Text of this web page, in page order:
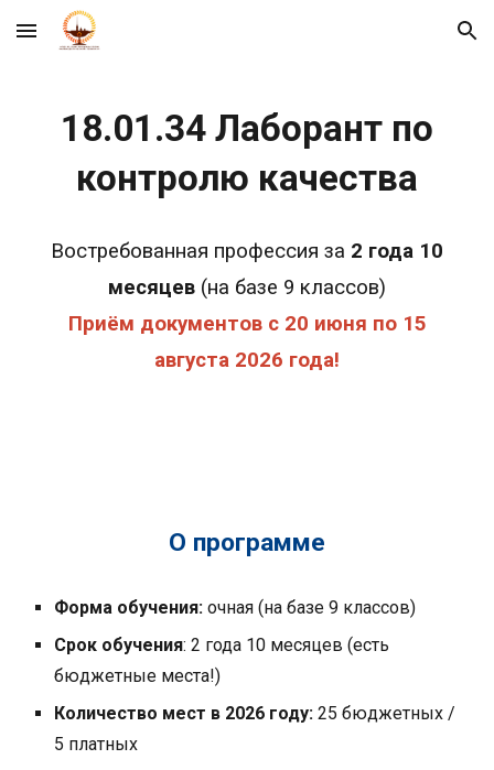
Skip to main content Skip to navigation
18.01.34 Лаборант по
контролю качества
Востребованная профессия за 2 года 10
месяцев (на базе 9 классов)
Приём документов с 20 июня по 15
августа 2026 года!
О программе
Форма обучения:очная (на базе9 классов)
Срок обучения: 2 года 10 месяцев (есть
бюджетные места!)
Количество мест в 2026 году:25бюджетных /
5 платных